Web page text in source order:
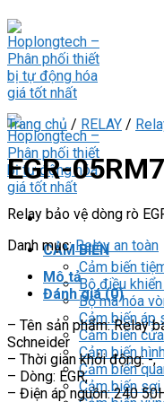
Skip
to
content
CẢM BIẾN
Cảm biến
Bộ điều
Bộ mã hóa
Cảm biến áp
Cảm biến cửa
Cảm biến
Cảm biến
Cảm biến sợi
Trang chủ / RELAY /
EGR-
Relay bảo vệ dòng rò
Danh mục:Relay an toàn
Mô tả
Đánh giá (0)
– Tên sản phẩm: Relay
Schneider
– Thời gian khởi động: -,
– Dòng: EGR,
– Điện áp nguồn: 240